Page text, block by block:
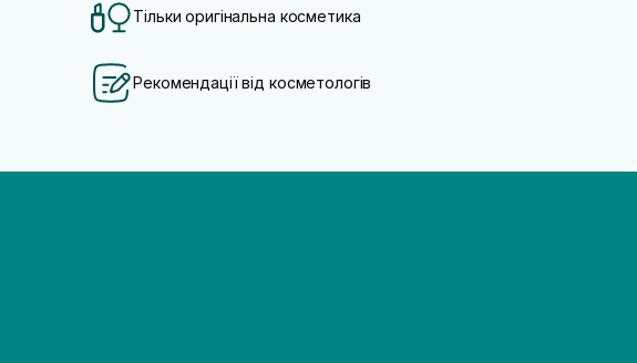
Тільки оригінальна косметика
Рекомендації від косметологів